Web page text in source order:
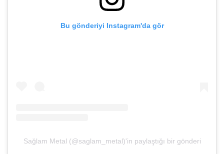
Bu gönderiyi Instagram'da gör
Sağlam Metal (@saglam_metal)'in paylaştığı bir gönderi